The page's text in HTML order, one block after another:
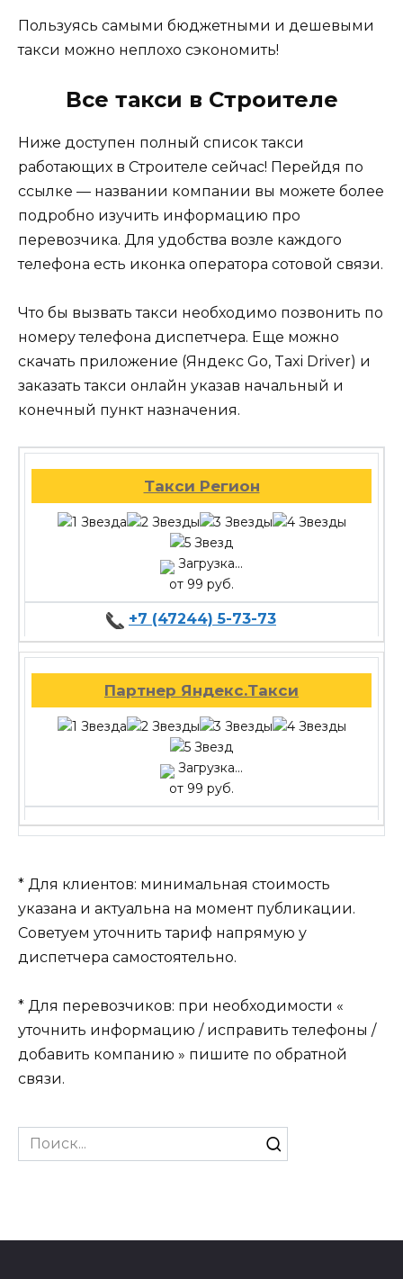
Пользуясь самыми бюджетными и дешевыми
такси можно неплохо сэкономить!
Все такси в Строителе
Ниже доступен полный список такси
работающих в Строителе сейчас! Перейдя по
ссылке — названии компании вы можете более
подробно изучить информацию про
перевозчика. Для удобства возле каждого
телефона есть иконка оператора сотовой связи.
Что бы вызвать такси необходимо позвонить по
номеру телефона диспетчера. Еще можно
скачать приложение (Яндекс Go, Taxi Driver) и
заказать такси онлайн указав начальный и
конечный пункт назначения.
Такси Регион
Загрузка...
от 99 руб.
+7 (47244) 5-73-73
Партнер Яндекс.Такси
Загрузка...
от 99 руб.
* Для клиентов: минимальная стоимость
указана и актуальна на момент публикации.
Советуем уточнить тариф напрямую у
диспетчера самостоятельно.
* Для перевозчиков: при необходимости «
уточнить информацию / исправить телефоны /
добавить компанию » пишите по обратной
связи.
Search
for: